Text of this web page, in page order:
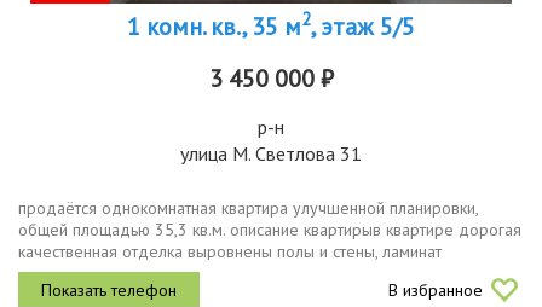
1 комн. кв., 35 м2, этаж 5/5
3 450 000 ₽
р-н
улица М. Светлова 31
продаётся однокомнатная квартира улучшенной планировки,
общей площадью 35,3 кв.м. описание квартирыв квартире дорогая
качественная отделка выровнены полы и стены, ламинат
спокойного цвета в комнате и на балконе, напольная плитка
светлых тонов в...
В избранное